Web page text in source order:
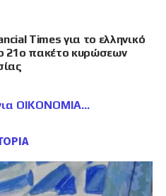
Times για το ελληνικό
21ο πακέτο κυρώσεων
ΟΙΚΟΝΟΜΙΑ